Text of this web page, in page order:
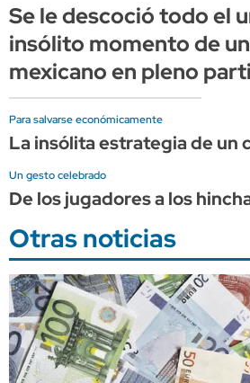
Se le descoció todo el
insólito momento de
mexicano en pleno
Para salvarse económicamente
La insólita estrategia de un
Un gesto celebrado
De los jugadores a los
Otras noticias